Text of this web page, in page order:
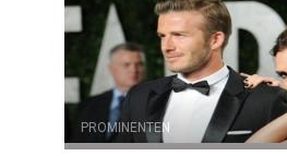
PROMINENTEN